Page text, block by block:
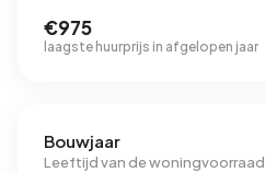
€975
laagste huurprijs in afgelopen jaar
Bouwjaar
Leeftijd van de woningvoorraad